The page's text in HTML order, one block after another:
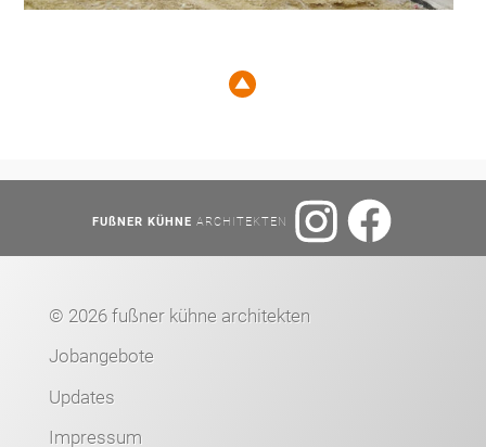
FUßNER KÜHNE ARCHITEKTEN
© 2026 fußner kühne architekten
Jobangebote
Updates
Impressum